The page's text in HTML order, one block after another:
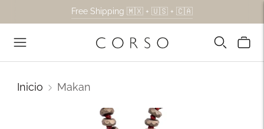
Free Shipping 🇲🇽 + 🇺🇸 + 🇨🇦
Inicio Makan